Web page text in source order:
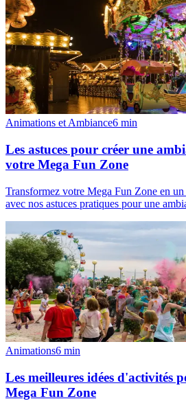
Animations et Ambiance6 min
Les astuces pour créer une
votre Mega Fun Zone
Transformez votre Mega Fun Zone en
avec nos astuces pratiques pour une
Animations6 min
Les meilleures idées d'activités
Mega Fun Zone